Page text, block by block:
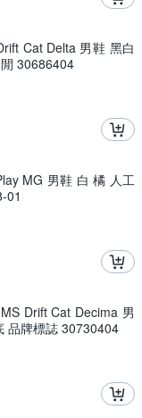
Cat Delta 男鞋 黑白
30686404
MG 男鞋 白 橘 人工
01
Drift Cat Decima 男
品牌標誌 30730404